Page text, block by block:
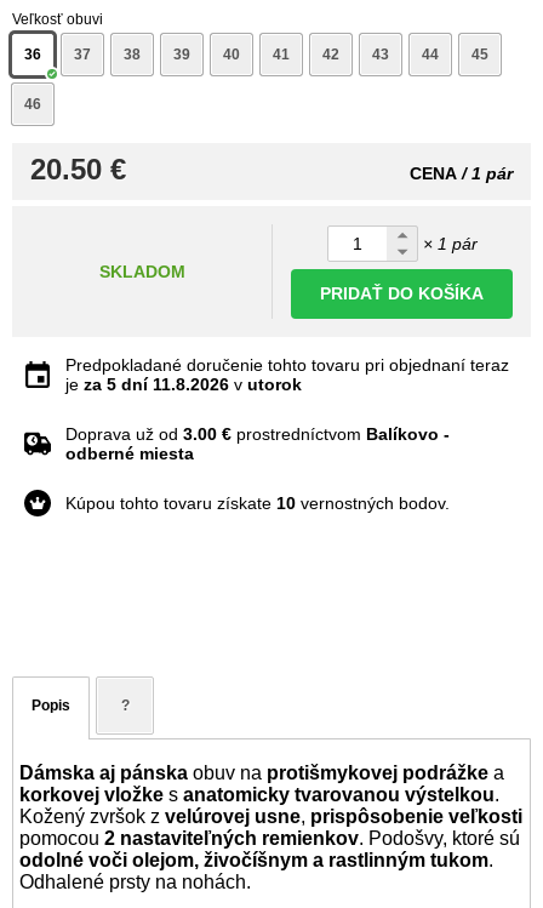
Veľkosť obuvi
36 37 38 39 40 41 42 43 44 45
46
20.50 € CENA / 1 pár
SKLADOM
× 1 pár
PRIDAŤ DO KOŠÍKA
Predpokladané doručenie tohto tovaru pri objednaní teraz
je za 5 dní 11.8.2026 v utorok
Doprava už od 3.00 € prostredníctvom Balíkovo -
odberné miesta
Kúpou tohto tovaru získate 10 vernostných bodov.
Popis ?
Dámska aj pánska obuv na protišmykovej podrážke a
korkovej vložke s anatomicky tvarovanou výstelkou.
Kožený zvršok z velúrovej usne, prispôsobenie veľkosti
pomocou 2 nastaviteľných remienkov. Podošvy, ktoré sú
odolné voči olejom, živočíšnym a rastlinným tukom.
Odhalené prsty na nohách.